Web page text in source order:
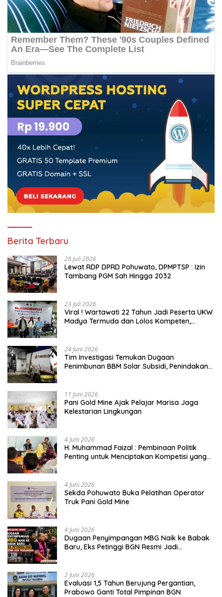
Berita Terbaru
28 Juli 2026
Lewat RDP DPRD Pohuwato, DPMPTSP : Izin
Tambang PGM Sah Hingga 2032
23 Juli 2026
Viral ! Wartawati 22 Tahun Jadi Peserta UKW
Madya Termuda dan Lolos Kompeten,
24 Juni 2026
Tim Investigasi Temukan Dugaan
Penimbunan BBM Solar Subsidi, Penindakan
11 Juni 2026
Pani Gold Mine Ajak Pelajar Marisa Jaga
Kelestarian Lingkungan
4 Juni 2026
H. Muhammad Faizal : Pembinaan Politik
Penting untuk Menciptakan Kompetisi yang
4 Juni 2026
Sekda Pohuwato Buka Pelatihan Operator
Truk Pani Gold Mine
4 Juni 2026
Dugaan Penyimpangan MBG Naik ke Babak
Baru, Eks Petinggi BGN Resmi Jadi
2 Juni 2026
Evaluasi 1,5 Tahun Berujung Pergantian,
Prabowo Ganti Total Pimpinan BGN